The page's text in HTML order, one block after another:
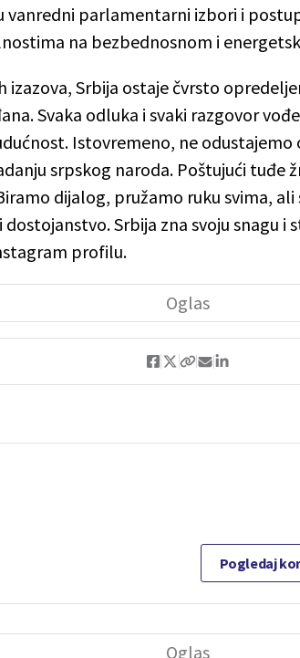
vanredni parlamentarni izbori i
na bezbednosnom i
izazova, Srbija ostaje čvrsto
Svaka odluka i svaki razgovor
Istovremeno, ne odustajemo
srpskog naroda. Poštujući tuđe
dijalog, pružamo ruku svima,
Srbija zna svoju snagu i
profilu.
Pogledaj